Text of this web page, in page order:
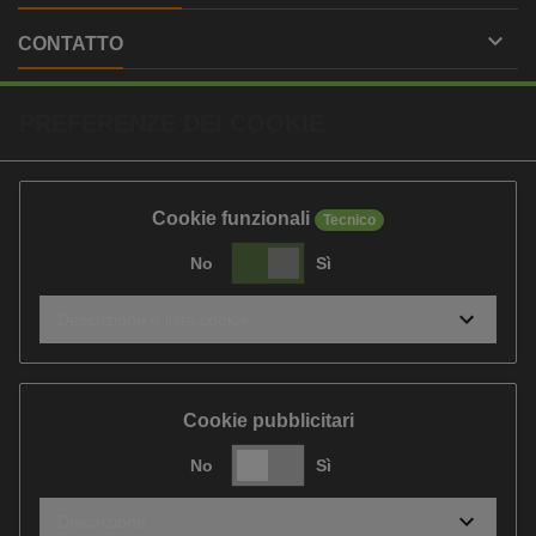
CONTATTO 
Cookie funzionali Tecnico
No Sì
Cookie pubblicitari
No Sì